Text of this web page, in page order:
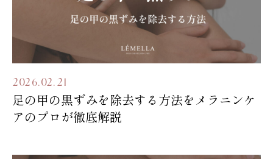
2026.02.21
足の甲の黒ずみを除去する方法をメラニンケ
アのプロが徹底解説